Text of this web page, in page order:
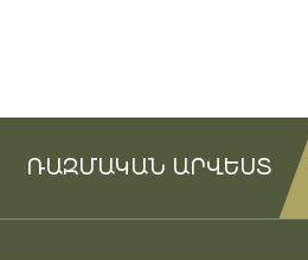
ՌԱԶՄԱԿԱՆ ԱՐՎԵՍՏ